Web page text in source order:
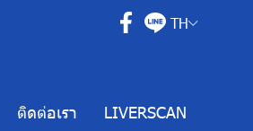
TH
ติดต่อเรา LIVERSCAN